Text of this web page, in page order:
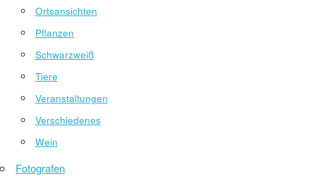
Ortsansichten
Pflanzen
Schwarzweiß
Tiere
Veranstaltungen
Verschiedenes
Wein
Fotografen